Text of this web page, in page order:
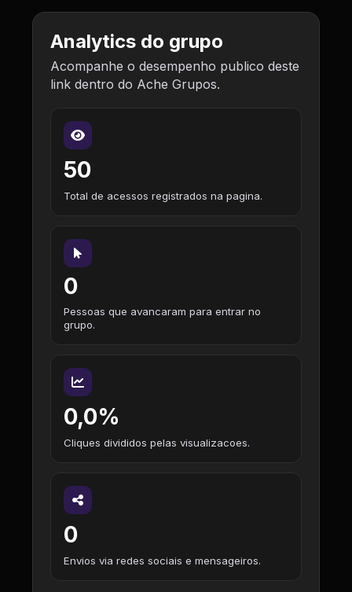
Analytics do grupo
Acompanhe o desempenho publico deste
link dentro do Ache Grupos.
50
Total de acessos registrados na pagina.
0
Pessoas que avancaram para entrar no
grupo.
0,0%
Cliques divididos pelas visualizacoes.
0
Envios via redes sociais e mensageiros.